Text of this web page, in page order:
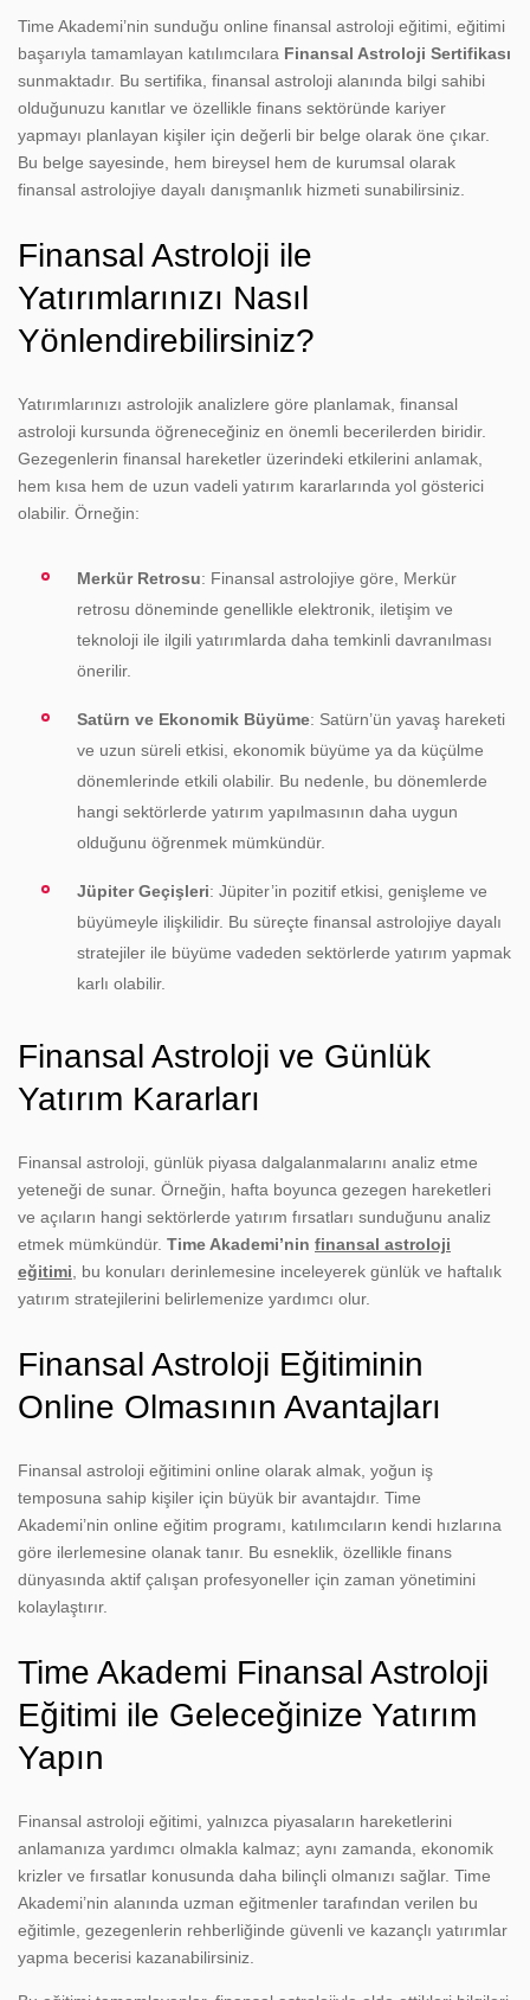
Time Akademi’nin sunduğu online finansal astroloji eğitimi, eğitimi
başarıyla tamamlayan katılımcılara Finansal Astroloji Sertifikası
sunmaktadır. Bu sertifika, finansal astroloji alanında bilgi sahibi
olduğunuzu kanıtlar ve özellikle finans sektöründe kariyer
yapmayı planlayan kişiler için değerli bir belge olarak öne çıkar.
Bu belge sayesinde, hem bireysel hem de kurumsal olarak
finansal astrolojiye dayalı danışmanlık hizmeti sunabilirsiniz.
Finansal Astroloji ile
Yatırımlarınızı Nasıl
Yönlendirebilirsiniz?
Yatırımlarınızı astrolojik analizlere göre planlamak, finansal
astroloji kursunda öğreneceğiniz en önemli becerilerden biridir.
Gezegenlerin finansal hareketler üzerindeki etkilerini anlamak,
hem kısa hem de uzun vadeli yatırım kararlarında yol gösterici
olabilir. Örneğin:
Merkür Retrosu: Finansal astrolojiye göre, Merkür
retrosu döneminde genellikle elektronik, iletişim ve
teknoloji ile ilgili yatırımlarda daha temkinli davranılması
önerilir.
Satürn ve Ekonomik Büyüme: Satürn’ün yavaş hareketi
ve uzun süreli etkisi, ekonomik büyüme ya da küçülme
dönemlerinde etkili olabilir. Bu nedenle, bu dönemlerde
hangi sektörlerde yatırım yapılmasının daha uygun
olduğunu öğrenmek mümkündür.
Jüpiter Geçişleri: Jüpiter’in pozitif etkisi, genişleme ve
büyümeyle ilişkilidir. Bu süreçte finansal astrolojiye dayalı
stratejiler ile büyüme vadeden sektörlerde yatırım yapmak
karlı olabilir.
Finansal Astroloji ve Günlük
Yatırım Kararları
Finansal astroloji, günlük piyasa dalgalanmalarını analiz etme
yeteneği de sunar. Örneğin, hafta boyunca gezegen hareketleri
ve açıların hangi sektörlerde yatırım fırsatları sunduğunu analiz
etmek mümkündür. Time Akademi’nin finansal astroloji
eğitimi , bu konuları derinlemesine inceleyerek günlük ve haftalık
yatırım stratejilerini belirlemenize yardımcı olur.
Finansal Astroloji Eğitiminin
Online Olmasının Avantajları
Finansal astroloji eğitimini online olarak almak, yoğun iş
temposuna sahip kişiler için büyük bir avantajdır. Time
Akademi’nin online eğitim programı, katılımcıların kendi hızlarına
göre ilerlemesine olanak tanır. Bu esneklik, özellikle finans
dünyasında aktif çalışan profesyoneller için zaman yönetimini
kolaylaştırır.
Time Akademi Finansal Astroloji
Eğitimi ile Geleceğinize Yatırım
Yapın
Finansal astroloji eğitimi, yalnızca piyasaların hareketlerini
anlamanıza yardımcı olmakla kalmaz; aynı zamanda, ekonomik
krizler ve fırsatlar konusunda daha bilinçli olmanızı sağlar. Time
Akademi’nin alanında uzman eğitmenler tarafından verilen bu
eğitimle, gezegenlerin rehberliğinde güvenli ve kazançlı yatırımlar
yapma becerisi kazanabilirsiniz.